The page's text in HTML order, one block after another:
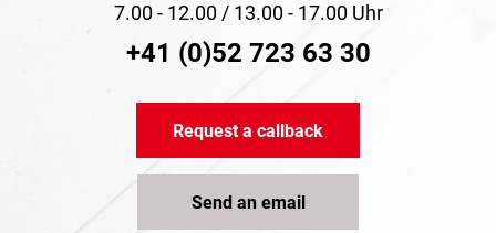
7.00 - 12.00 / 13.00 - 17.00 Uhr
+41 (0)52 723 63 30
Request a callback
Send an email